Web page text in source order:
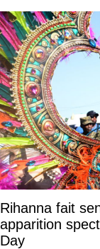
Rihanna fait
apparition
Day